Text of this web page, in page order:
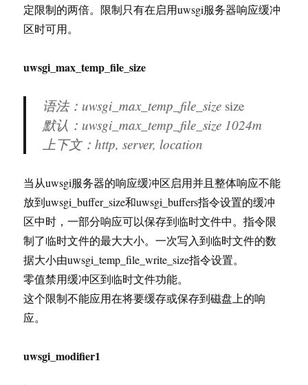
定限制的两倍。限制只有在启用uwsgi服务器响应缓冲
区时可用。
uwsgi_max_temp_file_size
语法：uwsgi_max_temp_file_size size
默认：uwsgi_max_temp_file_size 1024m
上下文：http, server, location
当从uwsgi服务器的响应缓冲区启用并且整体响应不能
放到uwsgi_buffer_size和uwsgi_buffers指令设置的缓冲
区中时，一部分响应可以保存到临时文件中。指令限
制了临时文件的最大大小。一次写入到临时文件的数
据大小由uwsgi_temp_file_write_size指令设置。
零值禁用缓冲区到临时文件功能。
这个限制不能应用在将要缓存或保存到磁盘上的响
应。
uwsgi_modifier1